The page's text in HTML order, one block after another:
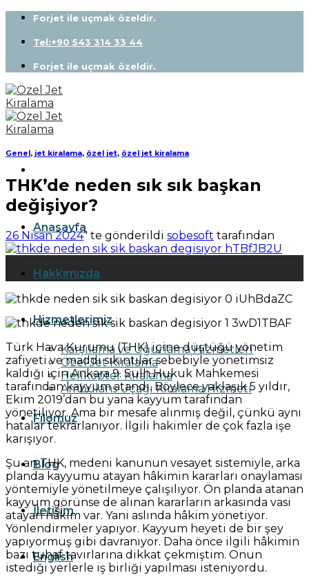
Skip
content
Forjet ile uçmak özeldir.
Tel:+90 543 314 33 44
Forjet ile uçmak özeldir.
Anasayfa
Hakkımızda
Hizmetlerimiz
Karşılama ve Uğurlama Hizmetleri
Özel Jet Kiralama
Helikopter Kiralama
Ambulans Uçağı Kiralama Hizmeti
Filomuz
Blog
İletişim
English
Genel, jet kiralama, özel jet, özel jet kiralama
THK’de neden sık sık başkan
değişiyor?
26 Nisan 2024’' te gönderildi sobesoft tarafından
Nis
Türk Hava Kurumu (THK) içine düştüğü yönetim
zafiyeti ve maddi sıkıntılar sebebiyle yönetimsiz
kaldığı için Ankara 9. Sulh Hukuk Mahkemesi
tarafından kayyum atandı. Böylece yaklaşık 5 yıldır,
Ekim 2019’dan bu yana kayyum tarafından
yönetiliyor. Ama bir mesafe alınmış değil, çünkü aynı
hatalar tekrarlanıyor. İlgili hakimler de çok fazla işe
karışıyor.
Şu an THK, medeni kanunun vesayet sistemiyle, arka
planda kayyumu atayan hâkimin kararları onaylaması
yöntemiyle yönetilmeye çalışılıyor. Ön planda atanan
kayyum görünse de alınan kararların arkasında vasi
atayan hâkim var. Yani aslında hâkim yönetiyor.
Yönlendirmeler yapıyor. Kayyum heyeti de bir şey
yapıyormuş gibi davranıyor. Daha önce ilgili hâkimin
bazı tuhaf tavırlarına dikkat çekmiştim. Onun
istediği yerlerle iş birliği yapılması isteniyordu.